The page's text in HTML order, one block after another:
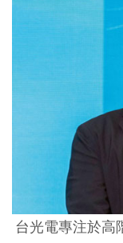
台光電專注於高